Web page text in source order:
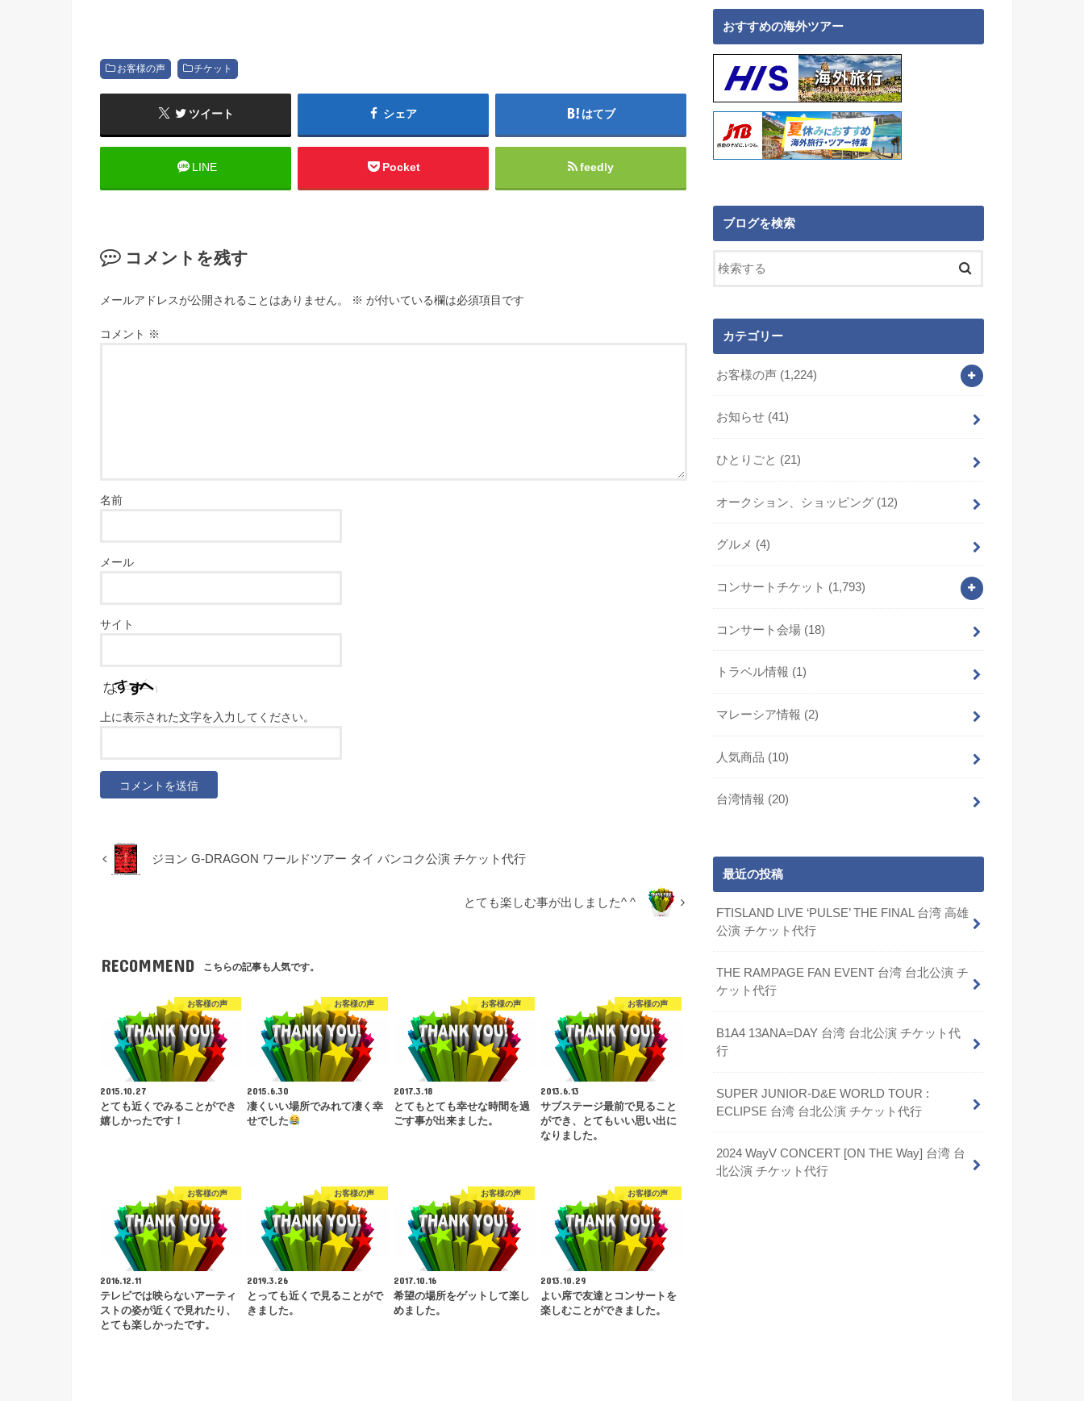
お客様の声 チケット
ツイート シェア はてブ
LINE Pocket feedly
コメントを残す
メールアドレスが公開されることはありません。 ※ が付いている欄は必須項目です
コメント ※
名前
メール
サイト
上に表示された文字を入力してください。
ジヨン G-DRAGON ワールドツアー タイ バンコク公演 チケット代行
とても楽しむ事が出しました^ ^
RECOMMEND こちらの記事も人気です。
お客様の声
2015.10.27
とても近くでみることができ
嬉しかったです！
お客様の声
2015.6.30
凄くいい場所でみれて凄く幸
せでした
お客様の声
2017.3.18
とてもとても幸せな時間を過
ごす事が出来ました。
お客様の声
2013.6.13
サブステージ最前で見ること
ができ、とてもいい思い出に
なりました。
お客様の声
2016.12.11
テレビでは映らないアーティ
ストの姿が近くで見れたり、
とても楽しかったです。
お客様の声
2019.3.26
とっても近くで見ることがで
きました。
お客様の声
2017.10.16
希望の場所をゲットして楽し
めました。
お客様の声
2013.10.29
よい席で友達とコンサートを
楽しむことができました。
おすすめの海外ツアー
ブログを検索
カテゴリー
お客様の声 (1,224)
お知らせ (41)
ひとりごと (21)
オークション、ショッピング (12)
グルメ (4)
コンサートチケット (1,793)
コンサート会場 (18)
トラベル情報 (1)
マレーシア情報 (2)
人気商品 (10)
台湾情報 (20)
最近の投稿
FTISLAND LIVE ‘PULSE’ THE FINAL 台湾 高雄
公演 チケット代行
THE RAMPAGE FAN EVENT 台湾 台北公演 チ
ケット代行
B1A4 13ANA=DAY 台湾 台北公演 チケット代
行
SUPER JUNIOR-D&E WORLD TOUR :
ECLIPSE 台湾 台北公演 チケット代行
2024 WayV CONCERT [ON THE Way] 台湾 台
北公演 チケット代行